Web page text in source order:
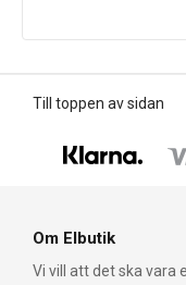
Till toppen av sidan
Om Elbutik
Vi vill att det ska vara